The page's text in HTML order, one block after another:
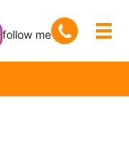
follow me